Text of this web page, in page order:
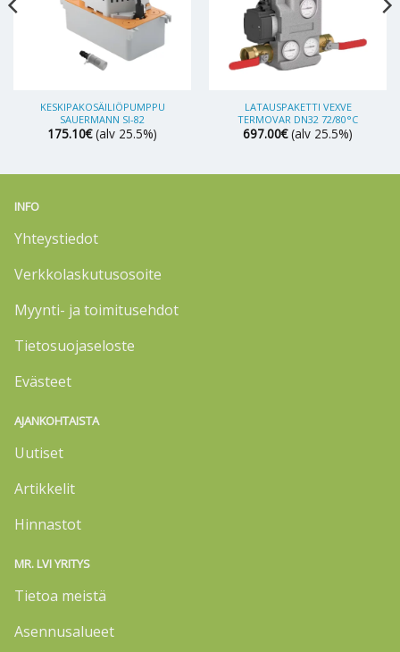
KESKIPAKOSÄILIÖPUMPPU
SAUERMANN SI-82
175.10€ (alv 25.5%)
LATAUSPAKETTI VEXVE
TERMOVAR DN32 72/80°C
697.00€ (alv 25.5%)
INFO
Yhteystiedot
Verkkolaskutusosoite
Myynti- ja toimitusehdot
Tietosuojaseloste
Evästeet
AJANKOHTAISTA
Uutiset
Artikkelit
Hinnastot
MR. LVI YRITYS
Tietoa meistä
Asennusalueet